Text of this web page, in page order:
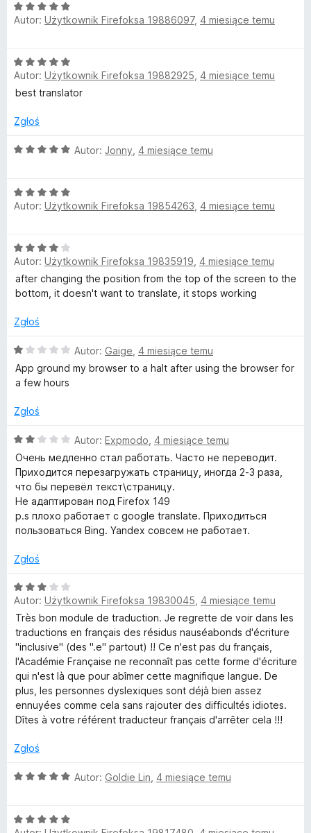
W
e
b
a
g
e
s
a
:
5
O
c
a
:
5
5
Autor: Użytkownik Firefoksa 19886097, 4 miesiące temu
O
c
e
a
5
Autor: Użytkownik Firefoksa 19882925 4 miesiące temu
best translator
Zgłoś
O
n
a
/
5
Autor: Jonny 4 miesiące temu
O
c
a
:
5
/
Autor: Użytkownik Firefoksa 19854263 4 miesiące temu
O
c
e
n
:
/
5
Autor: Użytkownik Firefoksa 19835919 4 miesiące temu
after changing the position from the top of the screen to the
bottom, it doesn't want to translate, it stops working
Zgłoś
O
c
e
a
1
5
Autor: Gaige 4 miesiące temu
App ground my browser to a halt after using the browser for
a few hours
Zgłoś
O
c
e
n
a
:
2
5
Autor: Expmodo 4 miesiące temu
Очень медленно стал работать. Часто не переводит.
Приходится перезагружать страницу, иногда 2-3 раза,
что бы перевёл текст\страницу.
Не адаптирован под Firefox 149
p.s плохо работает с google translate. Приходиться
пользоваться Bing. Yandex совсем не работает.
Zgłoś
O
c
e
n
a
:
3
/
5
Autor: Użytkownik Firefoksa 19830045 4 miesiące temu
Très bon module de traduction. Je regrette de voir dans les
traductions en français des résidus nauséabonds d'écriture
"inclusive" (des ".e" partout) !! Ce n'est pas du français,
l'Académie Française ne reconnaît pas cette forme d'écriture
qui n'est là que pour abîmer cette magnifique langue. De
plus, les personnes dyslexiques sont déjà bien assez
ennuyées comme cela sans rajouter des difficultés idiotes.
Dîtes à votre référent traducteur français d'arrêter cela !!!
Zgłoś
O
n
Autor: Goldie Lin 4 miesiące temu
O